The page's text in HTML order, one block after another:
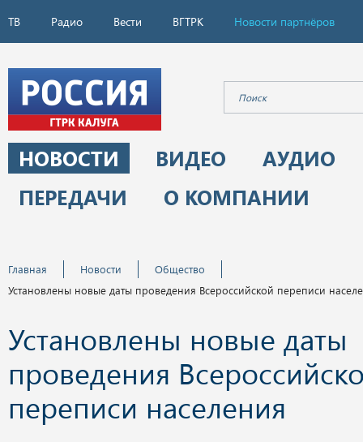
ТВ Радио Вести ВГТРК Новости партнёров
НОВОСТИ ВИДЕО
АУДИО
ПЕРЕДАЧИ
О КОМПАНИИ
Главная Новости
Общество
Установлены новые даты проведения Всероссийской переписи
Установлены новые даты
проведения
переписи населения